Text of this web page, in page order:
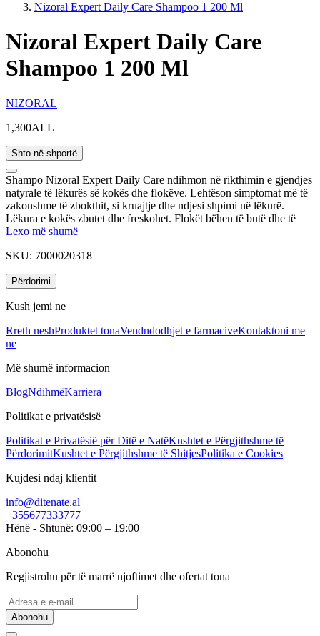
Nizoral Expert Daily Care Shampoo 1 200 Ml
Nizoral Expert Daily Care
Shampoo 1 200 Ml
NIZORAL
1,300ALL
Shto në shportë
Shampo Nizoral Expert Daily Care ndihmon në rikthimin e gjendjes
natyrale të lëkurës së kokës dhe flokëve. Lehtëson simptomat më të
zakonshme të zbokthit, si kruajtje dhe ndjesi shpimi në lëkurë.
Lëkura e kokës zbutet dhe freskohet. Flokët bëhen të butë dhe të
lëmuar.
Lexo më shumë
SKU: 7000020318
Përdorimi
Kush jemi ne
Rreth neshProduktet tonaVendndodhjet e farmaciveKontaktoni me
ne
Më shumë informacion
BlogNdihmëKarriera
Politikat e privatësisë
Politikat e Privatësië për Ditë e NatëKushtet e Përgjithshme të
PërdorimitKushtet e Përgjithshme të ShitjesPolitika e Cookies
Kujdesi ndaj klientit
info@ditenate.al
+355677333777
Hënë - Shtunë: 09:00 – 19:00
Abonohu
Regjistrohu për të marrë njoftimet dhe ofertat tona
Abonohu